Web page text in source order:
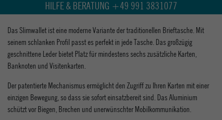
HILFE & BERATUNG +49 991 3831077
Das Slimwallet ist eine moderne Variante der traditionellen Brieftasche. Mit
seinem schlanken Profil passt es perfekt in jede Tasche. Das großzügig
geschnittene Leder bietet Platz für mindestens sechs zusätzliche Karten,
Banknoten und Visitenkarten.
Der patentierte Mechanismus ermöglicht den Zugriff zu Ihren Karten mit einer
einzigen Bewegung, so dass sie sofort einsatzbereit sind. Das Aluminium
schützt vor Biegen, Brechen und unerwünschter Mobilkommunikation.